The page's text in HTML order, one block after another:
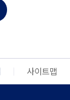
사이트맵